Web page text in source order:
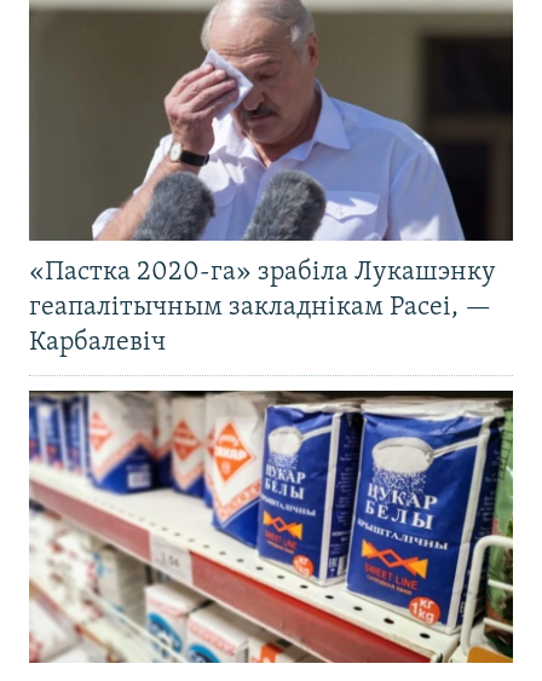
«Пастка 2020-га» зрабіла Лукашэнку
геапалітычным закладнікам Расеі, —
Карбалевіч